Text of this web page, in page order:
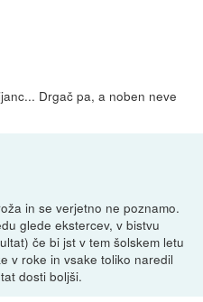
Drgač pa, a noben neve
in se verjetno ne poznamo.
glede ekstercev, v bistvu
če bi jst v tem šolskem letu
v roke in vsake toliko naredil
dosti boljši.